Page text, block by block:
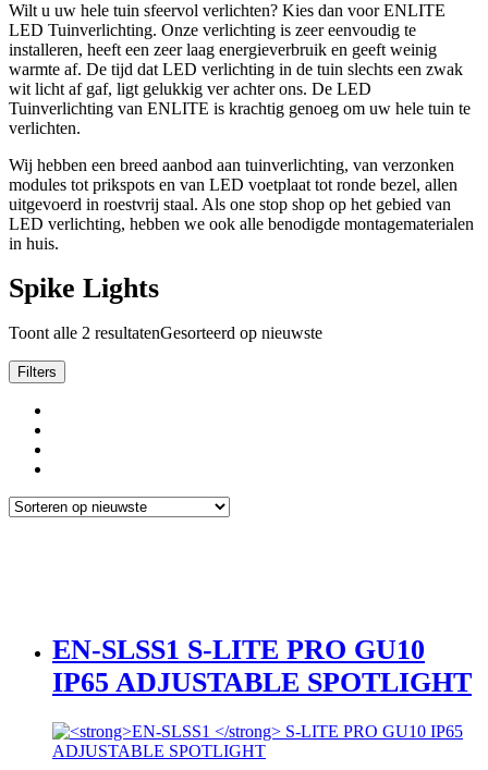
Wilt u uw hele tuin sfeervol verlichten? Kies dan voor ENLITE
LED Tuinverlichting. Onze verlichting is zeer eenvoudig te
installeren, heeft een zeer laag energieverbruik en geeft weinig
warmte af. De tijd dat LED verlichting in de tuin slechts een zwak
wit licht af gaf, ligt gelukkig ver achter ons. De LED
Tuinverlichting van ENLITE is krachtig genoeg om uw hele tuin te
verlichten.
Wij hebben een breed aanbod aan tuinverlichting, van verzonken
modules tot prikspots en van LED voetplaat tot ronde bezel, allen
uitgevoerd in roestvrij staal. Als one stop shop op het gebied van
LED verlichting, hebben we ook alle benodigde montagematerialen
in huis.
Spike Lights
Toont alle 2 resultatenGesorteerd op nieuwste
Filters
EN-SLSS1 S-LITE PRO GU10
IP65 ADJUSTABLE SPOTLIGHT